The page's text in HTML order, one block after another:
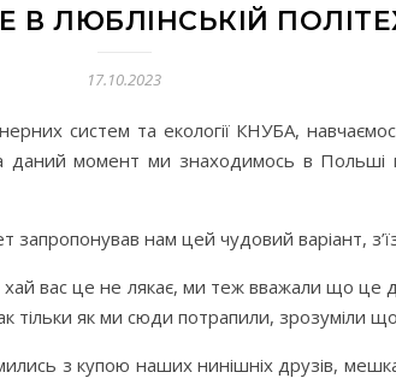
В ЛЮБЛІНСЬКІЙ
17.10.2023
систем та екології КНУБА,
момент ми знаходимось в Польші
нам цей чудовий варіант,
вас це не лякає, ми теж вважали що
як ми сюди потрапили, зрозуміли
з купою наших нинішніх друзів,